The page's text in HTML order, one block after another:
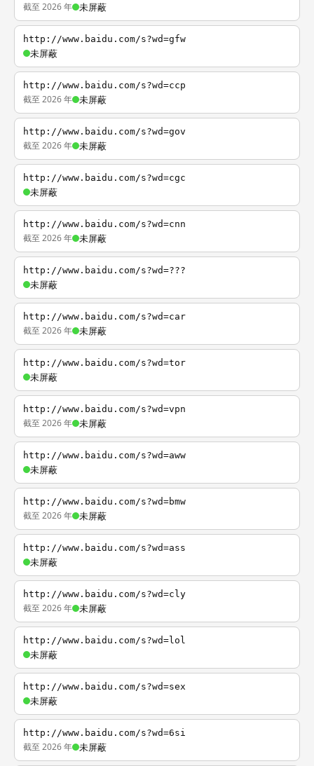
截至 2026 年 未屏蔽
http://www.baidu.com/s?wd=gfw
未屏蔽
http://www.baidu.com/s?wd=ccp
截至 2026 年 未屏蔽
http://www.baidu.com/s?wd=gov
截至 2026 年 未屏蔽
http://www.baidu.com/s?wd=cgc
未屏蔽
http://www.baidu.com/s?wd=cnn
截至 2026 年 未屏蔽
http://www.baidu.com/s?wd=???
未屏蔽
http://www.baidu.com/s?wd=car
截至 2026 年 未屏蔽
http://www.baidu.com/s?wd=tor
未屏蔽
http://www.baidu.com/s?wd=vpn
截至 2026 年 未屏蔽
http://www.baidu.com/s?wd=aww
未屏蔽
http://www.baidu.com/s?wd=bmw
截至 2026 年 未屏蔽
http://www.baidu.com/s?wd=ass
未屏蔽
http://www.baidu.com/s?wd=cly
截至 2026 年 未屏蔽
http://www.baidu.com/s?wd=lol
未屏蔽
http://www.baidu.com/s?wd=sex
未屏蔽
http://www.baidu.com/s?wd=6si
截至 2026 年 未屏蔽